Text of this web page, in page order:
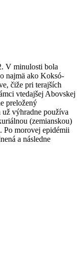
V minulosti bola
najmä ako Koksó-
čiže pri terajších
vtedajšej Abovskej
preložený
výhradne používa
(zemianskou)
Po morovej epidémii
a následne